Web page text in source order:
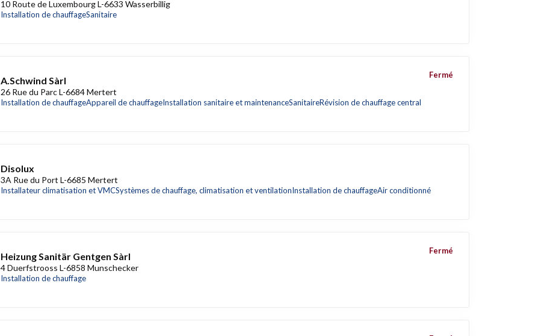
10 Route de Luxembourg L-6633 Wasserbillig
Installation de chauffageSanitaire
A.Schwind Sàrl
26 Rue du Parc L-6684 Mertert
Installation de chauffageAppareil de chauffageInstallation sanitaire et maintenanceSanitaireRévision de chauffage central
Fermé
Disolux
3A Rue du Port L-6685 Mertert
Installateur climatisation et VMCSystèmes de chauffage, climatisation et ventilationInstallation de chauffageAir conditionné
Heizung Sanitär Gentgen Sàrl
4 Duerfstrooss L-6858 Munschecker
Installation de chauffage
Fermé